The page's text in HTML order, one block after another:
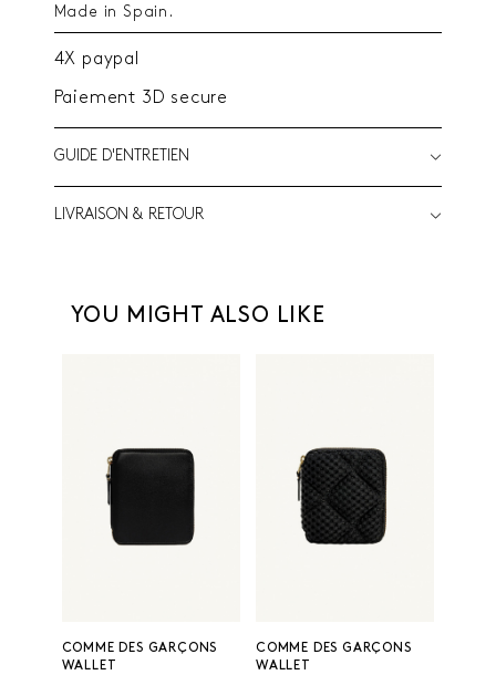
Made in Spain.
4X paypal
Paiement 3D secure
GUIDE D'ENTRETIEN
LIVRAISON & RETOUR
YOU MIGHT ALSO LIKE
COMME DES GARÇONS
WALLET
COMME DES GARÇONS
WALLET